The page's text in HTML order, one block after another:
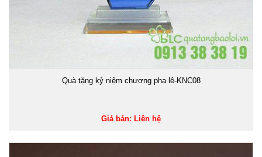
Quà tặng kỷ niệm chương pha lê-KNC08
Giá bán: Liên hệ